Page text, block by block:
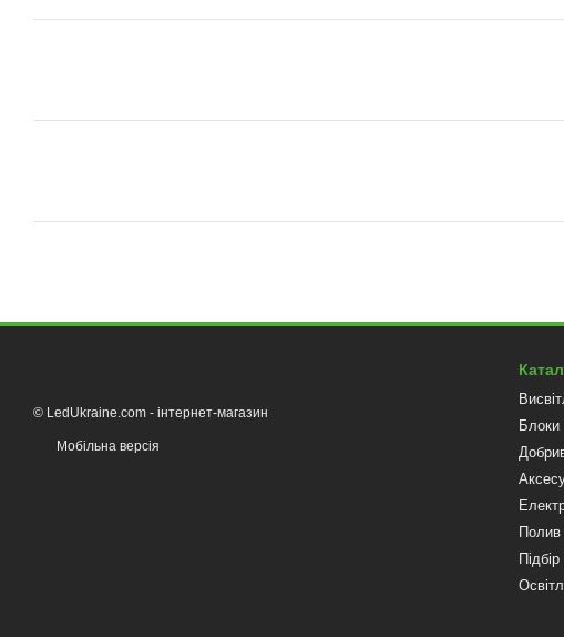
© LedUkraine.com - інтернет-магазин
Мобільна версія
Полив